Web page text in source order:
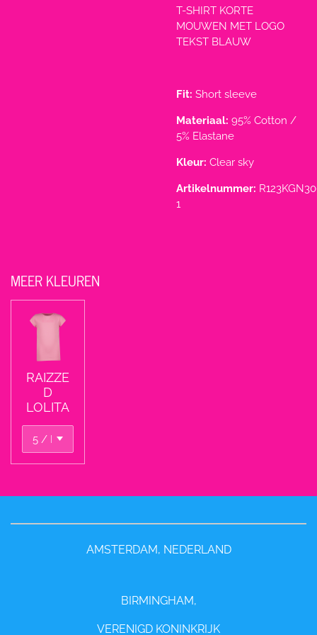
T-SHIRT KORTE
MOUWEN MET LOGO
TEKST BLAUW
Fit: Short sleeve
Materiaal: 95% Cotton /
5% Elastane
Kleur: Clear sky
Artikelnummer:
1
MEER KLEUREN
RAIZZE
D
LOLITA
AMSTERDAM, NEDERLAND
BIRMINGHAM,
VERENIGD KONINKRIJK